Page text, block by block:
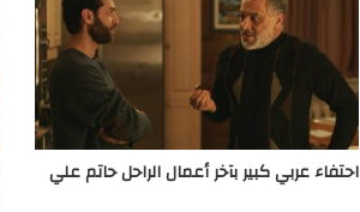
احتفاء عربي كبير بآخر أعمال الراحل حاتم علي